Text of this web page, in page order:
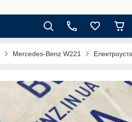
Mercedes-Benz W221